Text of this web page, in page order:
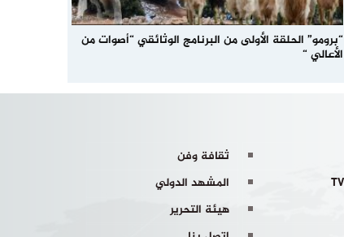
“برومو” الحلقة الأولى من البرنامج الوثائقي “أصوات من
الأعالي “
ثقافة وفن
المشهد الدولي
هيئة التحرير